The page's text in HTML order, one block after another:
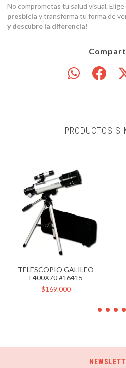
No comprometas tu salud visual. Elige
presbicia y transforma tu forma de
y descubre la diferencia!
PRODUCTOS
TELESCOPIO GALILEO
F400X70 #16415
$169.000